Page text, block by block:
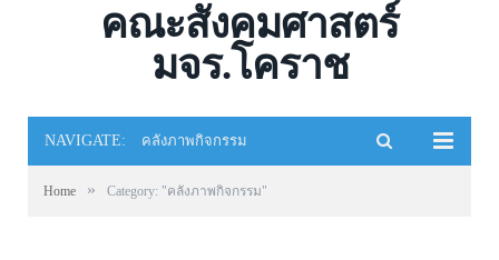
คณะสังคมศาสตร์
มจร.โคราช
NAVIGATE: คลังภาพกิจกรรม
Home » Category: "คลังภาพกิจกรรม"